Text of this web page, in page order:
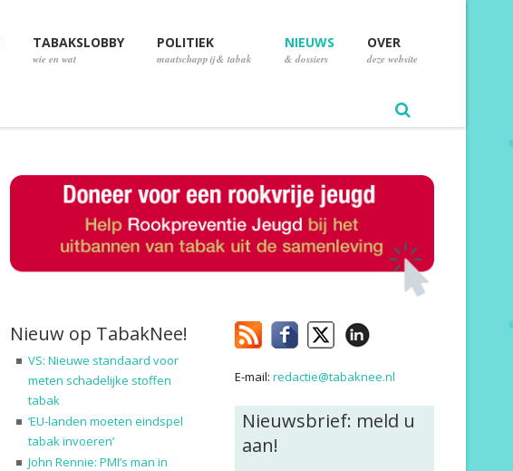
TABAKSLOBBY
wie en wat
POLITIEK
maatschappij & tabak
NIEUWS
& dossiers
OVER
deze website
Nieuw op TabakNee!
VS: Nieuwe standaard voor
meten schadelijke stoffen
tabak
‘EU-landen moeten eindspel
tabak invoeren’
John Rennie: PMI’s man in
E-mail:redactie@tabaknee.nl
Nieuwsbrief: meld u
aan!